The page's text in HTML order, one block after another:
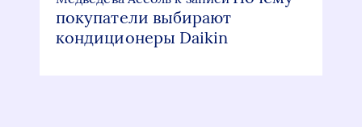
покупатели выбирают
кондиционеры Daikin